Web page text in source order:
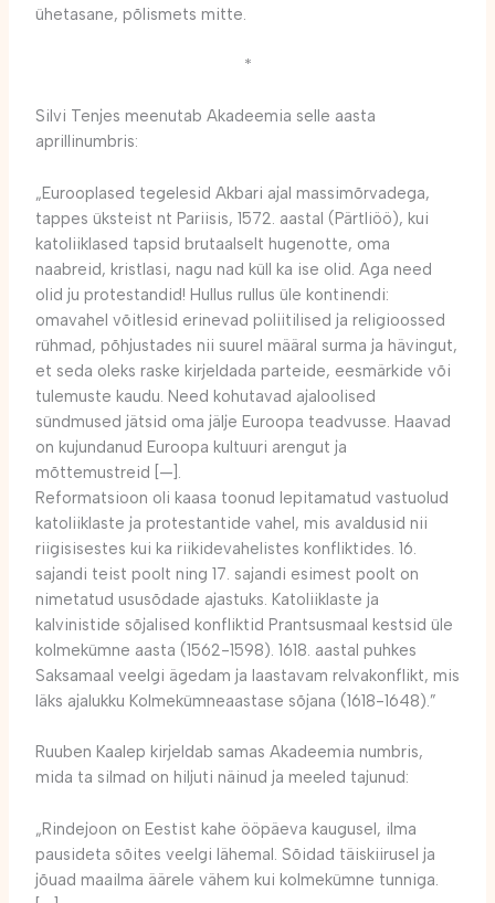
ühetasane, põlismets mitte.
*
Silvi Tenjes meenutab Akadeemia selle aasta
aprillinumbris:
„Eurooplased tegelesid Akbari ajal massimõrvadega,
tappes üksteist nt Pariisis, 1572. aastal (Pärtliöö), kui
katoliiklased tapsid brutaalselt hugenotte, oma
naabreid, kristlasi, nagu nad küll ka ise olid. Aga need
olid ju protestandid! Hullus rullus üle kontinendi:
omavahel võitlesid erinevad poliitilised ja religioossed
rühmad, põhjustades nii suurel määral surma ja hävingut,
et seda oleks raske kirjeldada parteide, eesmärkide või
tulemuste kaudu. Need kohutavad ajaloolised
sündmused jätsid oma jälje Euroopa teadvusse. Haavad
on kujundanud Euroopa kultuuri arengut ja
mõttemustreid [—].
Reformatsioon oli kaasa toonud lepitamatud vastuolud
katoliiklaste ja protestantide vahel, mis avaldusid nii
riigisisestes kui ka riikidevahelistes konfliktides. 16.
sajandi teist poolt ning 17. sajandi esimest poolt on
nimetatud ususõdade ajastuks. Katoliiklaste ja
kalvinistide sõjalised konfliktid Prantsusmaal kestsid üle
kolmekümne aasta (1562-1598). 1618. aastal puhkes
Saksamaal veelgi ägedam ja laastavam relvakonflikt, mis
läks ajalukku Kolmekümneaastase sõjana (1618-1648).”
Ruuben Kaalep kirjeldab samas Akadeemia numbris,
mida ta silmad on hiljuti näinud ja meeled tajunud:
„Rindejoon on Eestist kahe ööpäeva kaugusel, ilma
pausideta sõites veelgi lähemal. Sõidad täiskiirusel ja
jõuad maailma äärele vähem kui kolmekümne tunniga.